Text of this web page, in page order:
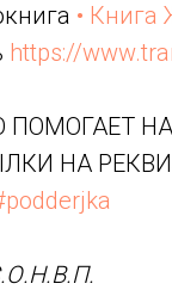
• Книга
https://
ПОМОГАЕТ
НА